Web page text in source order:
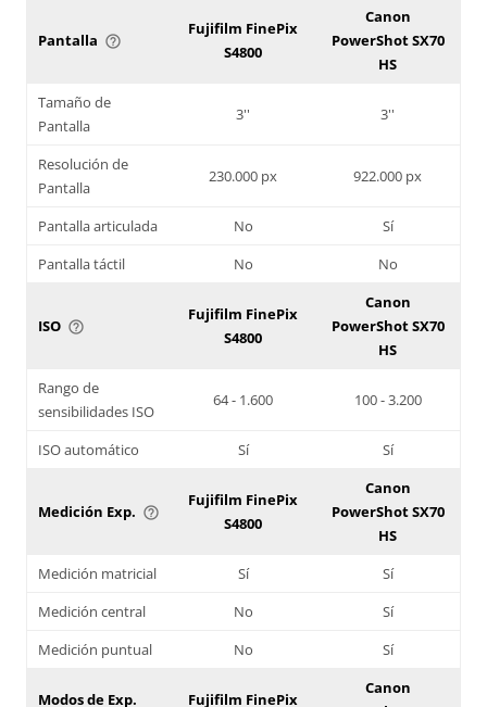
Pantalla help_outline
Fujifilm FinePix
S4800
Canon
PowerShot SX70
HS
Tamaño de
Pantalla
3'' 3''
Resolución de
Pantalla
230.000 px 922.000 px
Pantalla articulada No
Sí
Pantalla táctil
No No
ISO help_outline
Fujifilm FinePix
S4800
Canon
PowerShot SX70
HS
Rango de
sensibilidades ISO
64 - 1.600 100 - 3.200
ISO automático Sí Sí
Medición Exp. help_outline
Fujifilm FinePix
S4800
Canon
PowerShot SX70
HS
Medición matricial
Sí
Sí
Medición central
No
Sí
Medición puntual
No Sí
Modos de Exp. Fujifilm FinePix
Canon